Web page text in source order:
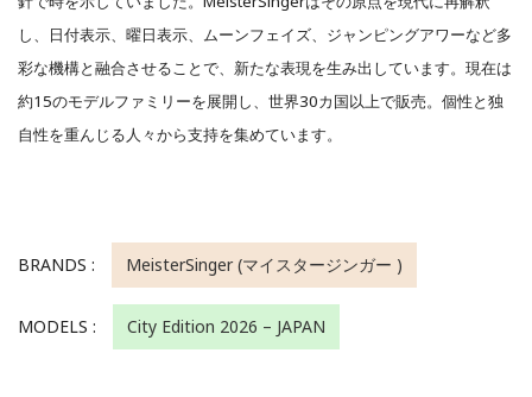
し、日付表示、曜日表示、ムーンフェイズ、ジャンピングアワーなど多
彩な機構と融合させることで、新たな表現を生み出しています。現在は
約15のモデルファミリーを展開し、世界30カ国以上で販売。個性と独
自性を重んじる人々から支持を集めています。
BRANDS : MeisterSinger (マイスタージンガー )
MODELS : City Edition 2026 – JAPAN